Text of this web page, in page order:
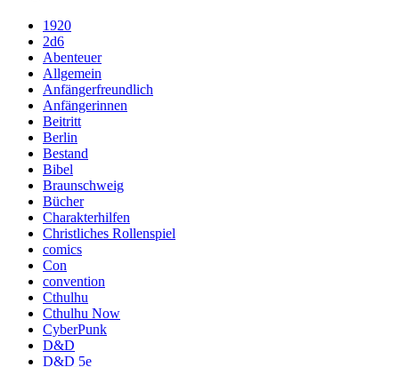
1920
2d6
Abenteuer
Allgemein
Anfängerfreundlich
Anfängerinnen
Beitritt
Berlin
Bestand
Bibel
Braunschweig
Bücher
Charakterhilfen
Christliches Rollenspiel
comics
Con
convention
Cthulhu
Cthulhu Now
CyberPunk
D&D
D&D 5e